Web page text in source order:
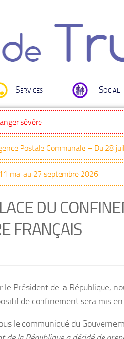
Services Social
sévère
Postale Communale – Du 28
mai au 27 septembre 2026
DU
FRANÇAIS
le Président de la République,
de confinement sera mis en
le communiqué du